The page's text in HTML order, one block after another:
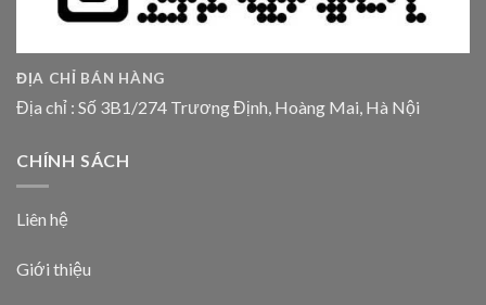
ĐỊA CHỈ BÁN HÀNG
Địa chỉ : Số 3B1/274 Trương Định, Hoàng Mai, Hà Nội
CHÍNH SÁCH
Liên hệ
Giới thiệu